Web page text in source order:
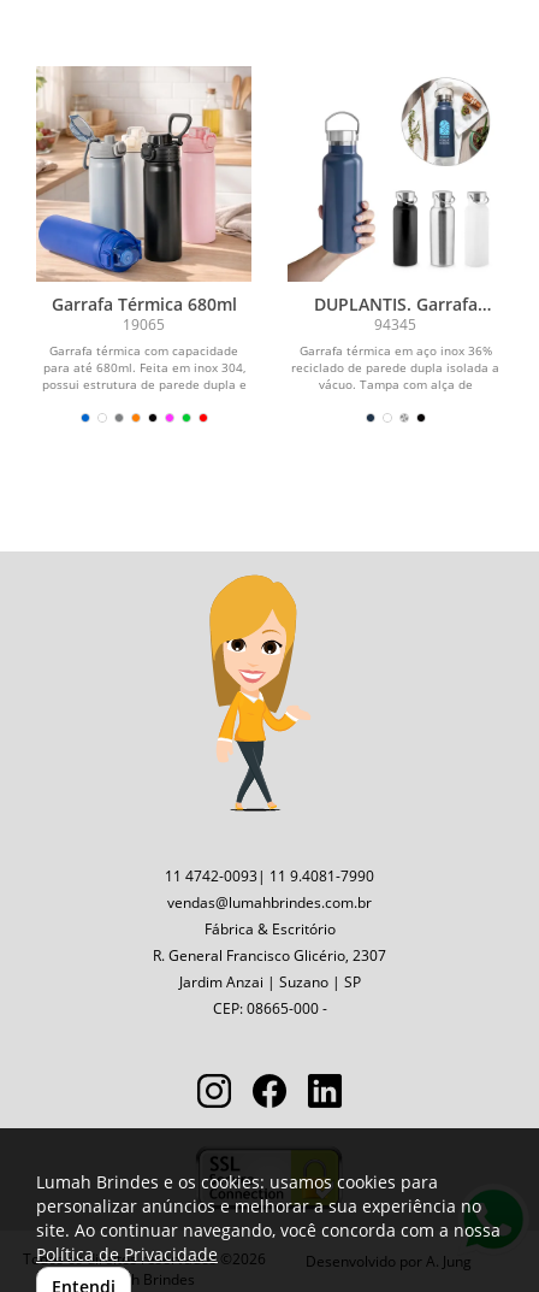
Garrafa Térmica 680ml
19065
Garrafa térmica com capacidade
para até 680ml. Feita em inox 304,
possui estrutura de parede dupla e
DUPLANTIS. Garrafa
térmica em aço inox 36%
reciclado de parede dupla
isolada a vácuo (810 mL)
94345
Garrafa térmica em aço inox 36%
reciclado de parede dupla isolada a
vácuo. Tampa com alça de
11 4742-0093| 11 9.4081-7990
vendas@lumahbrindes.com.br
Fábrica & Escritório
R. General Francisco Glicério, 2307
Jardim Anzai | Suzano | SP
CEP: 08665-000 -
Todos os direitos reservados ©2026
Lumah Brindes
Desenvolvido por A. Jung
Lumah Brindes e os cookies: usamos cookies para
personalizar anúncios e melhorar a sua experiência no
site. Ao continuar navegando, você concorda com a nossa
Política de Privacidade
Entendi